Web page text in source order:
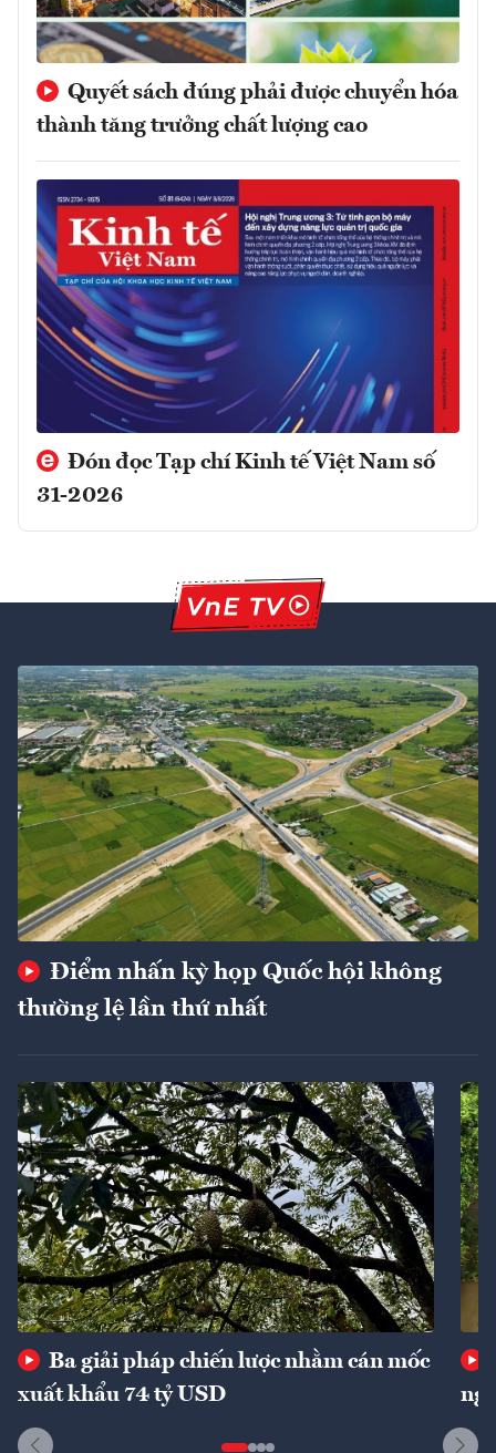
Quyết sách đúng phải được chuyển hóa
thành tăng trưởng chất lượng cao
Đón đọc Tạp chí Kinh tế Việt Nam số
31-2026
Điểm nhấn kỳ họp Quốc hội không
thường lệ lần thứ nhất
Ba giải pháp chiến lược nhằm cán mốc
xuất khẩu 74 tỷ USD